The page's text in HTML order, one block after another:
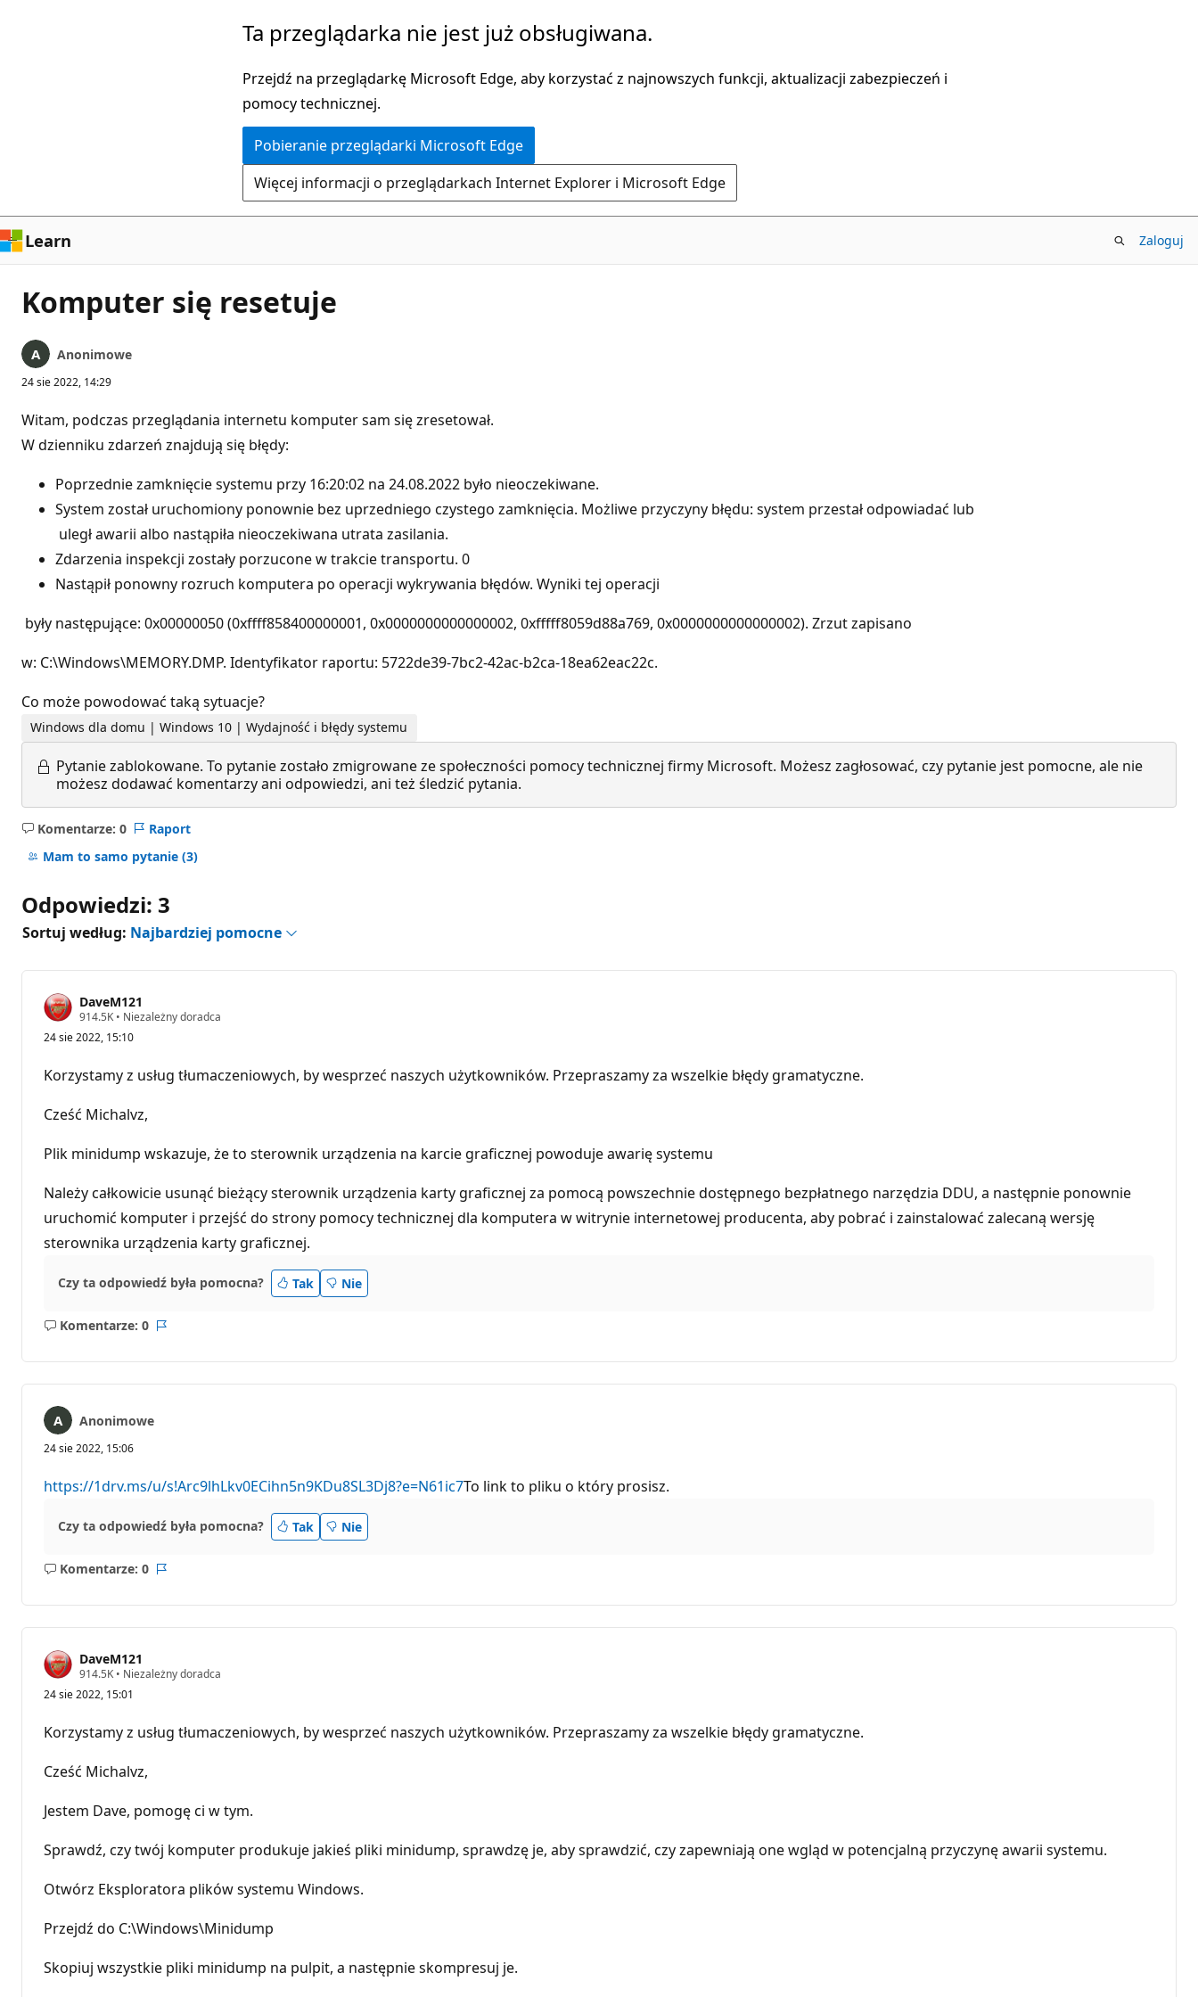
Ta przeglądarka nie jest już obsługiwana.
Przejdź na przeglądarkę Microsoft Edge, aby korzystać z najnowszych funkcji, aktualizacji zabezpieczeń i
pomocy technicznej.
Pobieranie przeglądarki Microsoft Edge
Więcej informacji o przeglądarkach Internet Explorer i Microsoft Edge
Learn Zaloguj
Komputer się resetuje
Anonimowe
24 sie 2022, 14:29
Witam, podczas przeglądania internetu komputer sam się zresetował.
W dzienniku zdarzeń znajdują się błędy:
Poprzednie zamknięcie systemu przy 16:20:02 na ‎24.‎08.‎2022 było nieoczekiwane.
System został uruchomiony ponownie bez uprzedniego czystego zamknięcia. Możliwe przyczyny błędu: system przestał odpowiadać lub
uległ awarii albo nastąpiła nieoczekiwana utrata zasilania.
Zdarzenia inspekcji zostały porzucone w trakcie transportu. 0
Nastąpił ponowny rozruch komputera po operacji wykrywania błędów. Wyniki tej operacji
były następujące: 0x00000050 (0xffff858400000001, 0x0000000000000002, 0xfffff8059d88a769, 0x0000000000000002). Zrzut zapisano
w: C:\Windows\MEMORY.DMP. Identyfikator raportu: 5722de39-7bc2-42ac-b2ca-18ea62eac22c.
Co może powodować taką sytuacje?
Windows dla domu | Windows 10 | Wydajność i błędy systemu
Pytanie zablokowane. To pytanie zostało zmigrowane ze społeczności pomocy technicznej firmy Microsoft. Możesz zagłosować, czy pytanie jest pomocne, ale nie
możesz dodawać komentarzy ani odpowiedzi, ani też śledzić pytania.
Komentarze: 0
Brak
komentarzy
Raport
Mam to samo pytanie (3)
Odpowiedzi: 3
Sortuj według: Najbardziej pomocne
DaveM121
914.5K P
n
t
y
e
p
t
a
j
i
• Niezależny doradca
24 sie 2022, 15:10
Korzystamy z usług tłumaczeniowych, by wesprzeć naszych użytkowników. Przepraszamy za wszelkie błędy gramatyczne.
Cześć Michalvz,
Plik minidump wskazuje, że to sterownik urządzenia na karcie graficznej powoduje awarię systemu
Należy całkowicie usunąć bieżący sterownik urządzenia karty graficznej za pomocą powszechnie dostępnego bezpłatnego narzędzia DDU, a następnie ponownie
uruchomić komputer i przejść do strony pomocy technicznej dla komputera w witrynie internetowej producenta, aby pobrać i zainstalować zalecaną wersję
sterownika urządzenia karty graficznej.
Czy ta odpowiedź była pomocna? Tak Nie
Komentarze: 0
Brak
Anonimowe
24 sie 2022, 15:06
https://1drv.ms/u/s!Arc9lhLkv0ECihn5n9KDu8SL3Dj8?e=N61ic7To link to pliku o który prosisz.
Czy ta odpowiedź była pomocna? Tak Nie
Komentarze: 0
Brak
DaveM121
914.5K P
n
t
y
e
p
t
a
j
i
• Niezależny doradca
24 sie 2022, 15:01
Korzystamy z usług tłumaczeniowych, by wesprzeć naszych użytkowników. Przepraszamy za wszelkie błędy gramatyczne.
Cześć Michalvz,
Jestem Dave, pomogę ci w tym.
Sprawdź, czy twój komputer produkuje jakieś pliki minidump, sprawdzę je, aby sprawdzić, czy zapewniają one wgląd w potencjalną przyczynę awarii systemu.
Otwórz Eksploratora plików systemu Windows.
Przejdź do C:\Windows\Minidump
Skopiuj wszystkie pliki minidump na pulpit, a następnie skompresuj je.